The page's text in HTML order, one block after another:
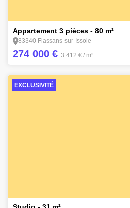
Appartement 3 pièces - 80 m²
83340 Flassans-sur-Issole
274 000 € 3 412 € / m²
EXCLUSIVITÉ